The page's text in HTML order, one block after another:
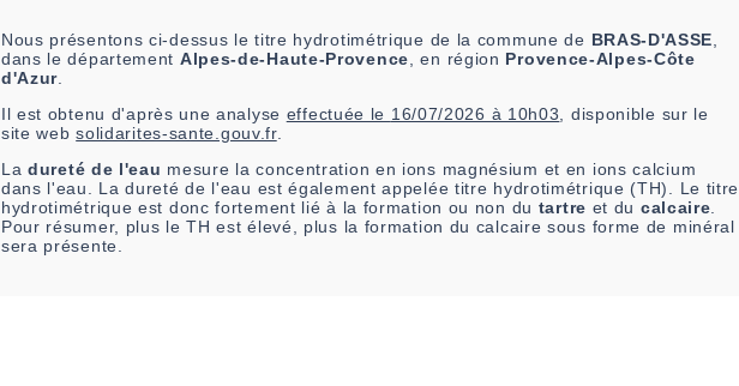
Nous présentons ci-dessus le titre hydrotimétrique de la commune de BRAS-D'ASSE,
dans le département Alpes-de-Haute-Provence, en région Provence-Alpes-Côte
d'Azur.
Il est obtenu d'après une analyse effectuée le 16/07/2026 à 10h03, disponible sur le
site websolidarites-sante.gouv.fr.
La dureté de l'eau mesure la concentration en ions magnésium et en ions calcium
dans l'eau. La dureté de l'eau est également appelée titre hydrotimétrique (TH). Le titre
hydrotimétrique est donc fortement lié à la formation ou non du tartre et du calcaire.
Pour résumer, plus le TH est élevé, plus la formation du calcaire sous forme de minéral
sera présente.